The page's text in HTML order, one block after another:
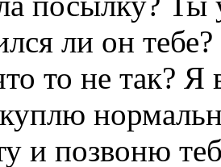
ли он
то не так?
и позвоню